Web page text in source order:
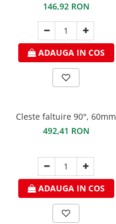
146,92 RON
ADAUGA IN COS
Cleste faltuire 90°, 60mm
492,41 RON
ADAUGA IN COS